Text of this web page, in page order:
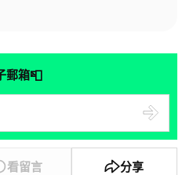
郵箱📮
看留言 分享